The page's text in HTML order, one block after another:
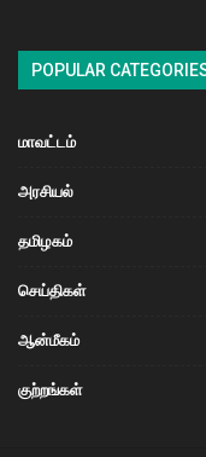
POPULAR
மாவட்டம்
அரசியல்
தமிழகம்
செய்திகள்
ஆன்மீகம்
குற்றங்கள்